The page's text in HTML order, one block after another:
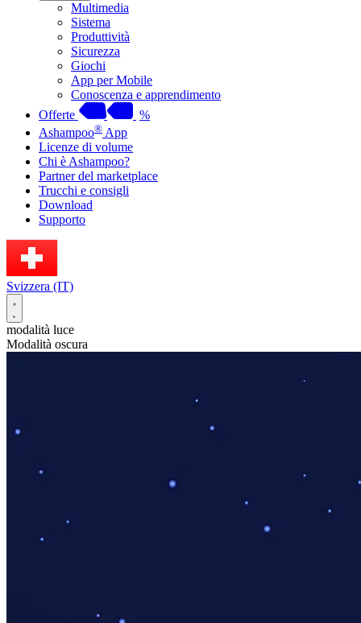
Multimedia
Sistema
Produttività
Sicurezza
Giochi
App per Mobile
Conoscenza e apprendimento
Offerte
%
Ashampoo® App
Licenze di volume
Chi è Ashampoo?
Partner del marketplace
Trucchi e consigli
Download
Supporto
Svizzera (IT)
modalità luce
Modalità oscura